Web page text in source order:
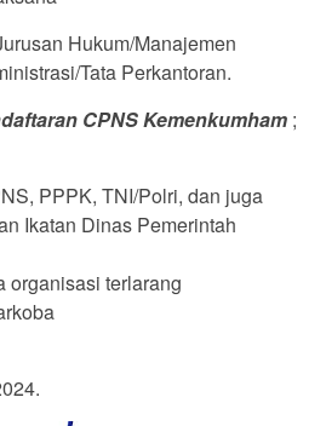
Hukum/Manajemen
Tata Perkantoran.
CPNS Kemenkumham ;
PPPK, TNI/Polri, dan juga
Ikatan Dinas Pemerintah
organisasi terlarang